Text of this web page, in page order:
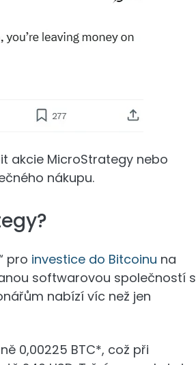
akcie MicroStrategy nebo
nákupu.
pro investice do Bitcoinu na
softwarovou společností s
nabízí víc než jen
0,00225 BTC*, což při